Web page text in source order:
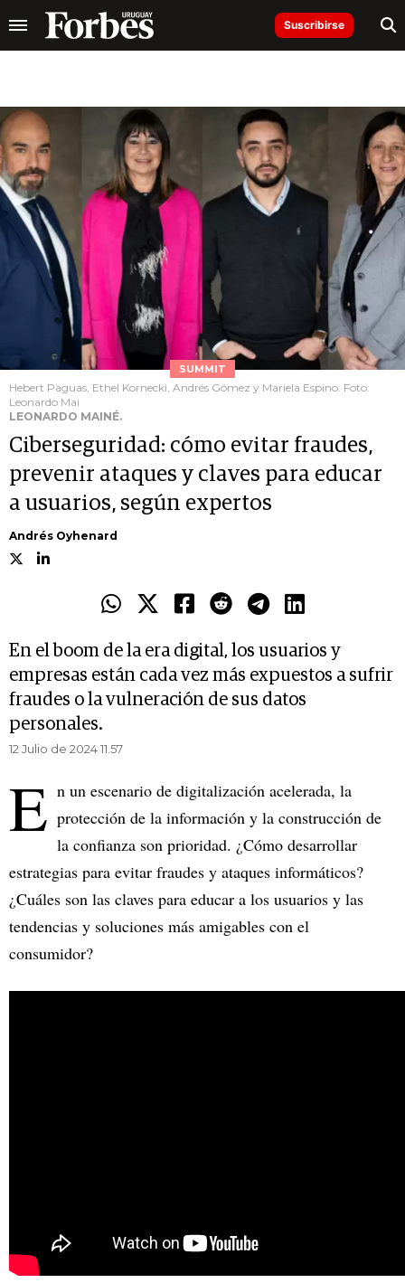
Suscribirse
SUMMIT
Hebert Paguas, Ethel Kornecki, Andrés Gómez y Mariela Espino. Foto:
Leonardo Mai
LEONARDO MAINÉ.
Ciberseguridad: cómo evitar fraudes,
prevenir ataques y claves para educar
a usuarios, según expertos
Andrés Oyhenard
En el boom de la era digital, los usuarios y
empresas están cada vez más expuestos a sufrir
fraudes o la vulneración de sus datos
personales.
12 Julio de 2024 11.57
E n un escenario de digitalización acelerada, la
protección de la información y la construcción de
la confianza son prioridad. ¿Cómo desarrollar
estrategias para evitar fraudes y ataques informáticos?
¿Cuáles son las claves para educar a los usuarios y las
tendencias y soluciones más amigables con el
consumidor?